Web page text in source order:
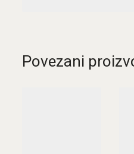
Povezani